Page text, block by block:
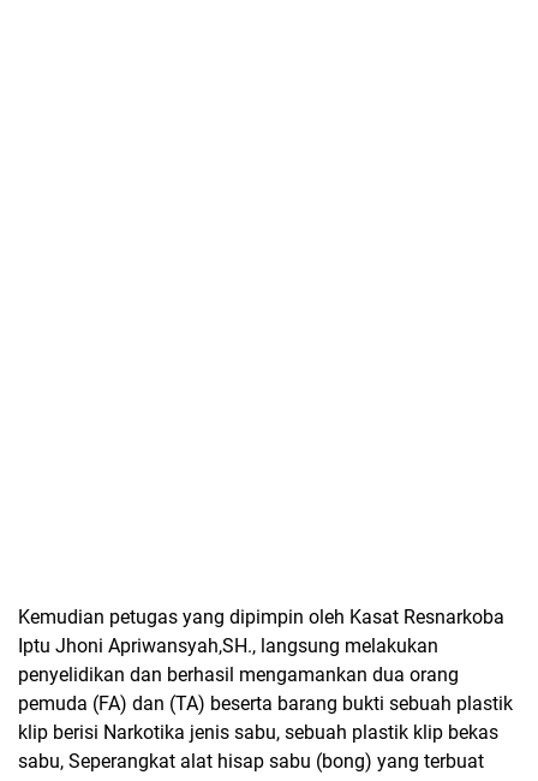
Kemudian petugas yang dipimpin oleh Kasat Resnarkoba
Iptu Jhoni Apriwansyah,SH., langsung melakukan
penyelidikan dan berhasil mengamankan dua orang
pemuda (FA) dan (TA) beserta barang bukti sebuah plastik
klip berisi Narkotika jenis sabu, sebuah plastik klip bekas
sabu, Seperangkat alat hisap sabu (bong) yang terbuat